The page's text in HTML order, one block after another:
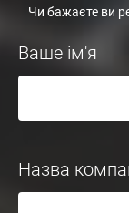
Чи бажаєте ви
Ваше ім'я
Назва